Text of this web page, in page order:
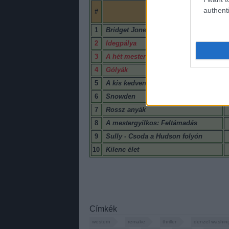
#
1 Bridget Jones babát vár
2
Idegpálya
3
A hét mesterlövész
4
Gólyák
5
A kis kedvencek titkos élete
6
Snowden
7
Rossz anyák
8
A mestergyilkos: Feltámadás
9
Sully - Csoda a Hudson folyón
10
Kilenc élet
Címkék
western remake thriller denzel